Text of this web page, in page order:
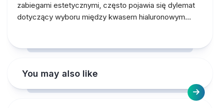
zabiegami estetycznymi, często pojawia się dylemat
dotyczący wyboru między kwasem hialuronowym…
You may also like